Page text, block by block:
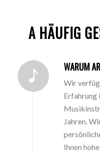
A HÄUFIG
WARUM
Wir
Erfahrung
Jahren.
Ihnen